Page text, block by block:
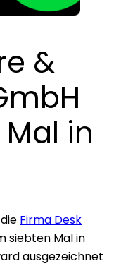
&
in
Firma Desk
siebten Mal in
ausgezeichnet